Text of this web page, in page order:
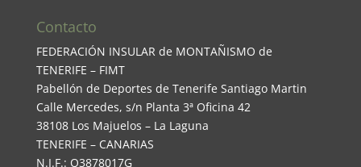
Contacto
FEDERACIÓN INSULAR de MONTAÑISMO de
TENERIFE – FIMT
Pabellón de Deportes de Tenerife Santiago Martin
Calle Mercedes, s/n Planta 3ª Oficina 42
38108 Los Majuelos – La Laguna
TENERIFE – CANARIAS
N.I.F.: Q3878017G